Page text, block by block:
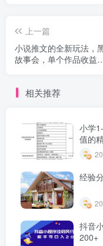
上一篇
小说推文的全新玩法，
故事会，单个作品收益
相关推荐
小学
值的
经验
抖音
200+